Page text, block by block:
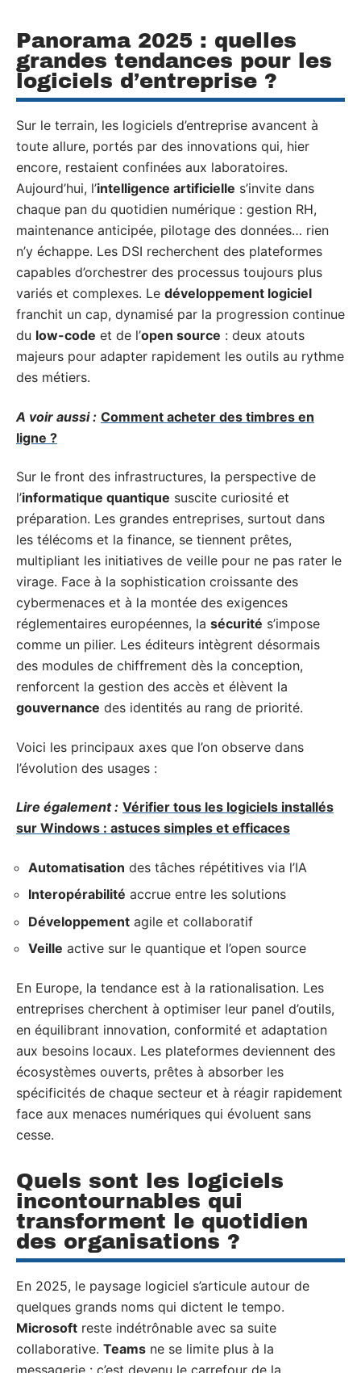
Panorama 2025 : quelles
grandes tendances pour les
logiciels d’entreprise ?
Sur le terrain, les logiciels d’entreprise avancent à
toute allure, portés par des innovations qui, hier
encore, restaient confinées aux laboratoires.
Aujourd’hui, l’intelligence artificielle s’invite dans
chaque pan du quotidien numérique : gestion RH,
maintenance anticipée, pilotage des données… rien
n’y échappe. Les DSI recherchent des plateformes
capables d’orchestrer des processus toujours plus
variés et complexes. Le développement logiciel
franchit un cap, dynamisé par la progression continue
du low-code et de l’open source : deux atouts
majeurs pour adapter rapidement les outils au rythme
des métiers.
A voir aussi : Comment acheter des timbres en
ligne ?
Sur le front des infrastructures, la perspective de
l’informatique quantique suscite curiosité et
préparation. Les grandes entreprises, surtout dans
les télécoms et la finance, se tiennent prêtes,
multipliant les initiatives de veille pour ne pas rater le
virage. Face à la sophistication croissante des
cybermenaces et à la montée des exigences
réglementaires européennes, la sécurité s’impose
comme un pilier. Les éditeurs intègrent désormais
des modules de chiffrement dès la conception,
renforcent la gestion des accès et élèvent la
gouvernance des identités au rang de priorité.
Voici les principaux axes que l’on observe dans
l’évolution des usages :
Lire également : Vérifier tous les logiciels installés
sur Windows : astuces simples et efficaces
Automatisation des tâches répétitives via l’IA
Interopérabilité accrue entre les solutions
Développement agile et collaboratif
Veille active sur le quantique et l’open source
En Europe, la tendance est à la rationalisation. Les
entreprises cherchent à optimiser leur panel d’outils,
en équilibrant innovation, conformité et adaptation
aux besoins locaux. Les plateformes deviennent des
écosystèmes ouverts, prêtes à absorber les
spécificités de chaque secteur et à réagir rapidement
face aux menaces numériques qui évoluent sans
cesse.
Quels sont les logiciels
incontournables qui
transforment le quotidien
des organisations ?
En 2025, le paysage logiciel s’articule autour de
quelques grands noms qui dictent le tempo.
Microsoft reste indétrônable avec sa suite
collaborative. Teams ne se limite plus à la
messagerie : c’est devenu le carrefour de la